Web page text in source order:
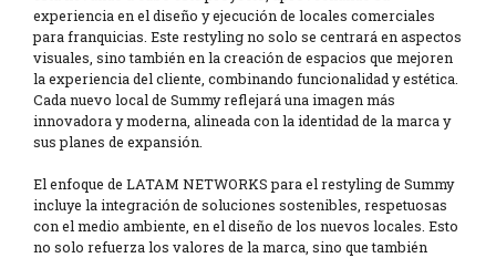
experiencia en el diseño y ejecución de locales comerciales
para franquicias. Este restyling no solo se centrará en aspectos
visuales, sino también en la creación de espacios que mejoren
la experiencia del cliente, combinando funcionalidad y estética.
Cada nuevo local de Summy reflejará una imagen más
innovadora y moderna, alineada con la identidad de la marca y
sus planes de expansión.
El enfoque de LATAM NETWORKS para el restyling de Summy
incluye la integración de soluciones sostenibles, respetuosas
con el medio ambiente, en el diseño de los nuevos locales. Esto
no solo refuerza los valores de la marca, sino que también